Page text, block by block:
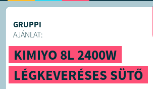
GRUPPI
AJÁNLAT:
KIMIYO 8L 2400W
LÉGKEVERÉSES SÜTŐ